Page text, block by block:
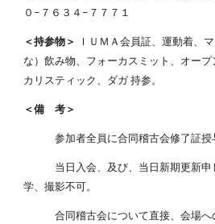
０−７６３４−７７７１
＜持参物＞
ＩＵＭＡ会員証、運動着、
な）飲み物、フォーカスミット、オープ
カリスティック、ダガ 持参。
＜備 考＞
参加者全員に合同稽古会修了証授
当日入会、及び、当日新期更新申
学、撮影不可。
合同稽古会について直接、会場へ